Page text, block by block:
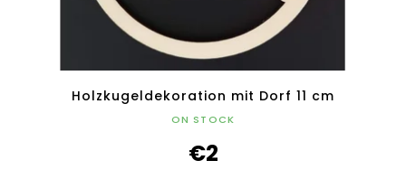
Holzkugeldekoration mit Dorf 11 cm
ON STOCK
€2